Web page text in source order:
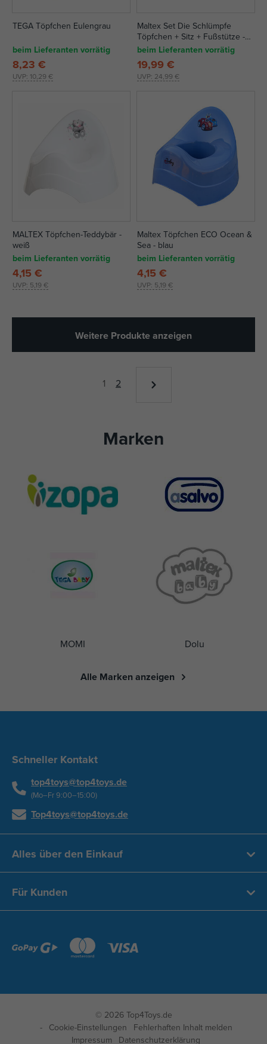
TEGA Töpfchen Eulengrau
beim Lieferanten vorrätig
UVP: 10,29 €
8,23 €
Maltex Set Die Schlümpfe
Töpfchen + Sitz + Fußstütze -
weiß/rosa
beim Lieferanten vorrätig
UVP: 24,99 €
19,99 €
MALTEX Töpfchen-Teddybär -
weiß
beim Lieferanten vorrätig
UVP: 5,19 €
4,15 €
Maltex Töpfchen ECO Ocean &
Sea - blau
beim Lieferanten vorrätig
UVP: 5,19 €
4,15 €
Weitere Produkte anzeigen
1 2
Marken
MOMI Dolu
Alle Marken anzeigen
Schneller Kontakt
top4toys@top4toys.de
(Mo–Fr 9:00–15:00)
Top4toys@top4toys.de
Alles über den Einkauf
Für Kunden
© 2026 Top4Toys.de
Cookie-Einstellungen
Fehlerhaften Inhalt melden
Impressum
Datenschutzerklärung